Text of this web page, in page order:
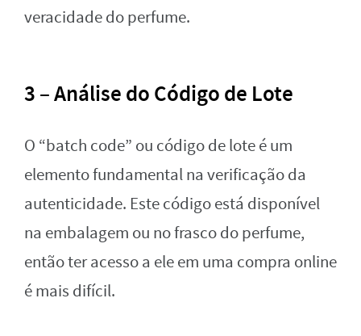
veracidade do perfume.
3 – Análise do Código de Lote
O “batch code” ou código de lote é um
elemento fundamental na verificação da
autenticidade. Este código está disponível
na embalagem ou no frasco do perfume,
então ter acesso a ele em uma compra online
é mais difícil.